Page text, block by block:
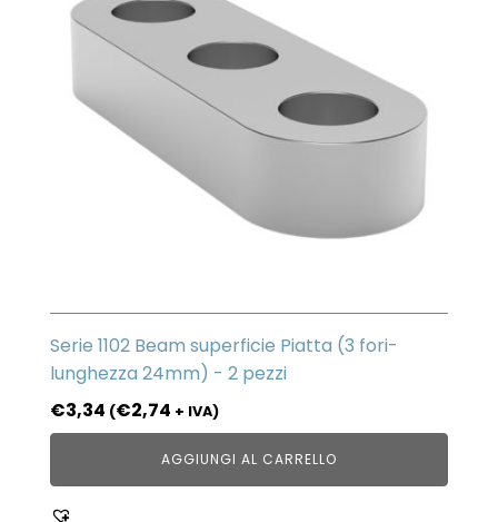
Serie 1102 Beam superficie Piatta (3 fori-
lunghezza 24mm) - 2 pezzi
€3,34 (€2,74 + IVA)
AGGIUNGI AL CARRELLO